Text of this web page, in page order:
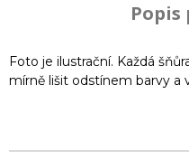
Foto je ilustrační. Každá
mírně lišit odstínem barvy a